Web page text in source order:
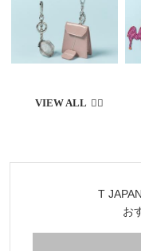
T
お